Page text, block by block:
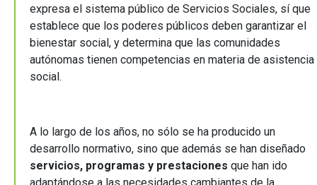
expresa el sistema público de Servicios Sociales, sí que
establece que los poderes públicos deben garantizar el
bienestar social, y determina que las comunidades
autónomas tienen competencias en materia de asistencia
social.
A lo largo de los años, no sólo se ha producido un
desarrollo normativo, sino que además se han diseñado
servicios, programas y prestaciones que han ido